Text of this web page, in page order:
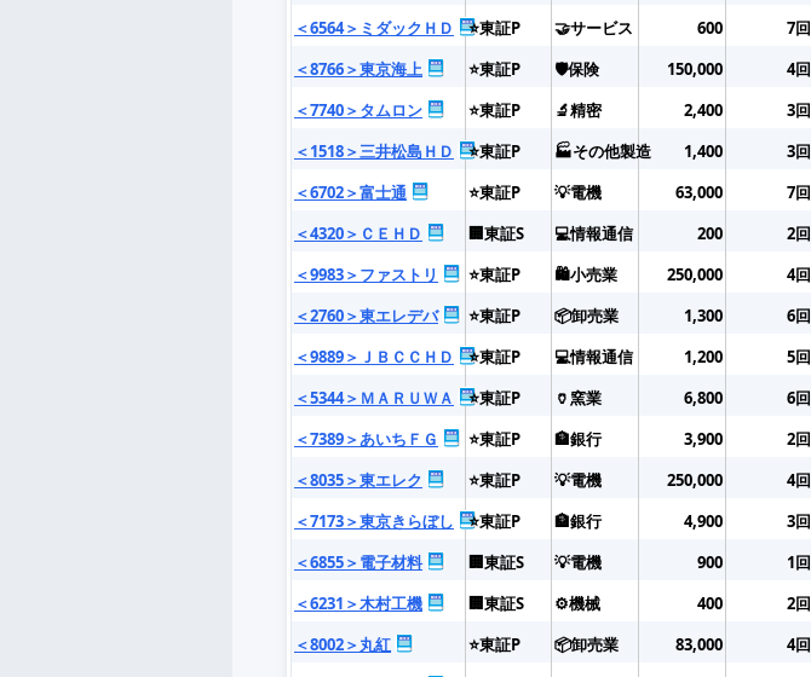
＜6564＞ミダックＨＤ
⭐東証P 🤝サービス 600 7回
＜8766＞東京海上
⭐東証P 🛡️保険 150,000 4回
＜7740＞タムロン
⭐東証P 🔬精密 2,400 3回
＜1518＞三井松島ＨＤ
⭐東証P 🏭その他製造 1,400 3回
＜6702＞富士通
⭐東証P 💡電機 63,000 7回
＜4320＞ＣＥＨＤ
🏢東証S 💻情報通信 200 2回
＜9983＞ファストリ
⭐東証P 🛍️小売業 250,000 4回
＜2760＞東エレデバ
⭐東証P 📦卸売業 1,300 6回
＜9889＞ＪＢＣＣＨＤ
⭐東証P 💻情報通信 1,200 5回
＜5344＞ＭＡＲＵＷＡ
⭐東証P 🏺窯業 6,800 6回
＜7389＞あいちＦＧ
⭐東証P 🏦銀行 3,900 2回
＜8035＞東エレク
⭐東証P 💡電機 250,000 4回
＜7173＞東京きらぼし
⭐東証P 🏦銀行 4,900 3回
＜6855＞電子材料
🏢東証S 💡電機 900 1回
＜6231＞木村工機
🏢東証S ⚙️機械 400 2回
＜8002＞丸紅
⭐東証P 📦卸売業 83,000 4回